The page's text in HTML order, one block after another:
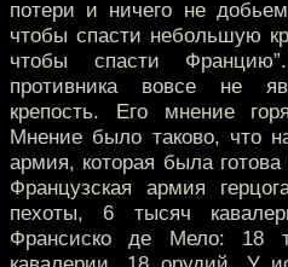
потери и ничего не
чтобы спасти небольшую
чтобы спасти
противника вовсе не
крепость. Его мнение
Мнение было таково, что
армия, которая была
Французская армия
пехоты, 6 тысяч
Франсиско де Мело: 18